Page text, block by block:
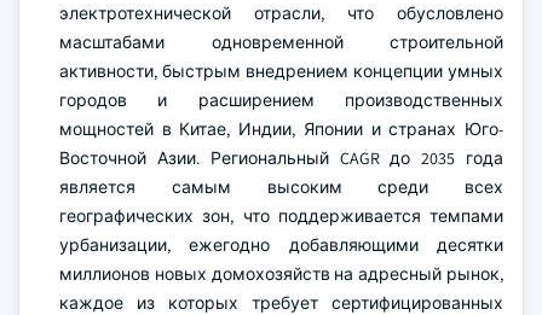
электротехнической отрасли, что обусловлено
масштабами одновременной строительной
активности, быстрым внедрением концепции умных
городов и расширением производственных
мощностей в Китае, Индии, Японии и странах Юго-
Восточной Азии. Региональный CAGR до 2035 года
является самым высоким среди всех
географических зон, что поддерживается темпами
урбанизации, ежегодно добавляющими десятки
миллионов новых домохозяйств на адресный рынок,
каждое из которых требует сертифицированных